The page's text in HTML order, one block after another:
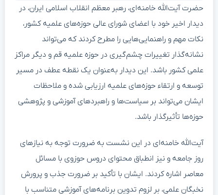
حضرت آیت‌الله خامنه‌ای، رهبر معظم انقلاب اسلامی ایران، در
دیدار اخیر خود با اعضای شورای عالی حوزه‌های علمیه کشور،
نکات مهم و راهنمایی‌هایی را مطرح کردند که می‌تواند
نشانه‌گذار تغییرات چشم‌گیری در حوزه علمیه قم و دیگر مراکز
علمی کشور باشد. این دیدار به‌عنوان یک نقطه عطف در مسیر
توسعه و ارتقاء حوزه‌های علمیه ارزیابی شده و ملاحظات
ایشان می‌تواند بر سیاست‌ها و راهبردهای آموزشی و پژوهشی
حوزه‌ها تأثیرگذار باشد.
آیت‌الله خامنه‌ای در این نشست به ضرورت توجه به نیازهای
روز جامعه و نیز انطباق محتوای دروس حوزوی با مسائل
معاصر اشاره کردند. ایشان با تأکید بر ضرورت جذب و پرورش
نخبگان علمی، بر لزوم تدوین برنامه‌های آموزشی متناسب با